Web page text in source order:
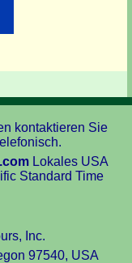
kontaktieren Sie
Lokales USA
Standard Time
Inc.
97540, USA